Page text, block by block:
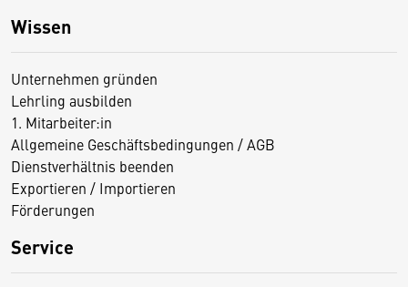
Wissen
Unternehmen gründen
Lehrling ausbilden
1. Mitarbeiter:in
Allgemeine Geschäftsbedingungen / AGB
Dienstverhältnis beenden
Exportieren / Importieren
Förderungen
Service